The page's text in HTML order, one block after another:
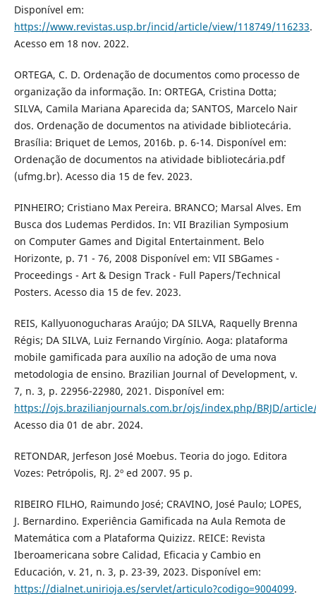
Disponível em:
https://www.revistas.usp.br/incid/article/view/118749/116233.
Acesso em 18 nov. 2022.
ORTEGA, C. D. Ordenação de documentos como processo de
organização da informação. In: ORTEGA, Cristina Dotta;
SILVA, Camila Mariana Aparecida da; SANTOS, Marcelo Nair
dos. Ordenação de documentos na atividade bibliotecária.
Brasília: Briquet de Lemos, 2016b. p. 6-14. Disponível em:
Ordenação de documentos na atividade bibliotecária.pdf
(ufmg.br). Acesso dia 15 de fev. 2023.
PINHEIRO; Cristiano Max Pereira. BRANCO; Marsal Alves. Em
Busca dos Ludemas Perdidos. In: VII Brazilian Symposium
on Computer Games and Digital Entertainment. Belo
Horizonte, p. 71 - 76, 2008 Disponível em: VII SBGames -
Proceedings - Art & Design Track - Full Papers/Technical
Posters. Acesso dia 15 de fev. 2023.
REIS, Kallyuonogucharas Araújo; DA SILVA, Raquelly Brenna
Régis; DA SILVA, Luiz Fernando Virgínio. Aoga: plataforma
mobile gamificada para auxílio na adoção de uma nova
metodologia de ensino. Brazilian Journal of Development, v.
7, n. 3, p. 22956-22980, 2021. Disponível em:
https://ojs.brazilianjournals.com.br/ojs/index.php/BRJD/
Acesso dia 01 de abr. 2024.
RETONDAR, Jerfeson José Moebus. Teoria do jogo. Editora
Vozes: Petrópolis, RJ. 2º ed 2007. 95 p.
RIBEIRO FILHO, Raimundo José; CRAVINO, José Paulo; LOPES,
J. Bernardino. Experiência Gamificada na Aula Remota de
Matemática com a Plataforma Quizizz. REICE: Revista
Iberoamericana sobre Calidad, Eficacia y Cambio en
Educación, v. 21, n. 3, p. 23-39, 2023. Disponível em:
https://dialnet.unirioja.es/servlet/articulo?codigo=9004099.